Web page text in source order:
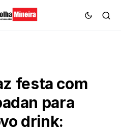
festa com
para
drink: